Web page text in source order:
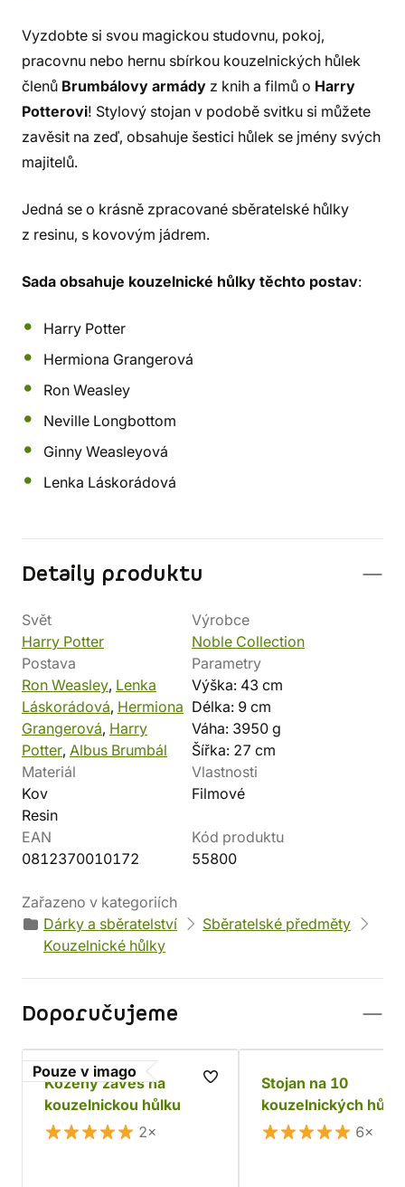
Vyzdobte si svou magickou studovnu, pokoj,
pracovnu nebo hernu sbírkou kouzelnických hůlek
členů Brumbálovy armády z knih a filmů o Harry
Potterovi! Stylový stojan v podobě svitku si můžete
zavěsit na zeď, obsahuje šestici hůlek se jmény svých
majitelů.
Jedná se o krásně zpracované sběratelské hůlky
z resinu, s kovovým jádrem.
Sada obsahuje kouzelnické hůlky těchto postav:
Harry Potter
Hermiona Grangerová
Ron Weasley
Neville Longbottom
Ginny Weasleyová
Lenka Láskorádová
Detaily produktu
Svět
Harry Potter
Výrobce
Noble Collection
Postava
Ron Weasley, Lenka
Láskorádová, Hermiona
Grangerová, Harry
Potter, Albus Brumbál
Parametry
Výška: 43 cm
Délka: 9 cm
Váha: 3950 g
Šířka: 27 cm
Materiál
Kov
Resin
Vlastnosti
Filmové
EAN
0812370010172
Kód produktu
55800
Zařazeno v kategoriích
Dárky a sběratelství
Sběratelské předměty
Kouzelnické hůlky
Doporučujeme
Pouze v imago
Kožený závěs na
kouzelnickou hůlku
2×
Stojan na 10
kouzelnických hůlek
6×